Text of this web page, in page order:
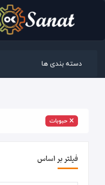
دسته بندی ها
حبوبات
فیلتر بر اساس